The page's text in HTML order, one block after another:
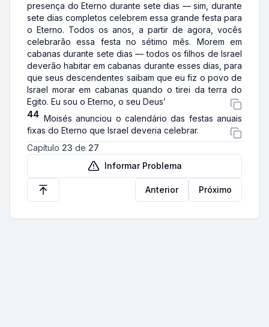
presença do Eterno durante sete dias — sim, durante
sete dias completos celebrem essa grande festa para
o Eterno. Todos os anos, a partir de agora, vocês
celebrarão essa festa no sétimo mês. Morem em
cabanas durante sete dias — todos os filhos de Israel
deverão habitar em cabanas durante esses dias, para
que seus descendentes saibam que eu fiz o povo de
Israel morar em cabanas quando o tirei da terra do
Egito. Eu sou o Eterno, o seu Deus’
44 Moisés anunciou o calendário das festas anuais
fixas do Eterno que Israel deveria celebrar.
Capítulo 23 de 27
Informar Problema
Anterior Próximo